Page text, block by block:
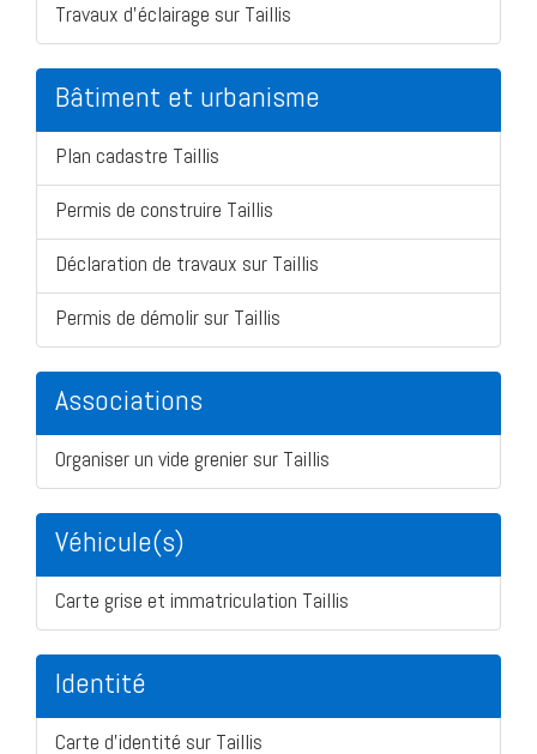
Travaux d'éclairage sur Taillis
Bâtiment et urbanisme
Plan cadastre Taillis
Permis de construire Taillis
Déclaration de travaux sur Taillis
Permis de démolir sur Taillis
Associations
Organiser un vide grenier sur Taillis
Véhicule(s)
Carte grise et immatriculation Taillis
Identité
Carte d'identité sur Taillis